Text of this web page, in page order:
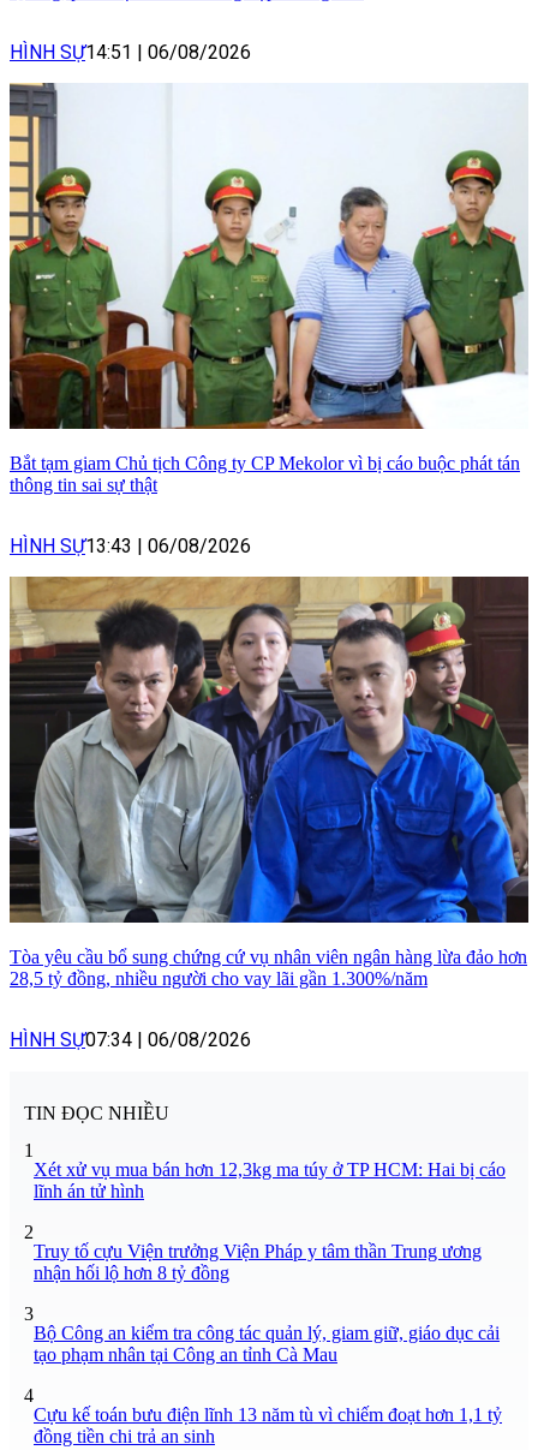
HÌNH SỰ14:51 06/08/2026
Bắt tạm giam Chủ tịch Công ty CP Mekolor vì bị cáo buộc phát tán
thông tin sai sự thật
HÌNH SỰ13:43 06/08/2026
Tòa yêu cầu bổ sung chứng cứ vụ nhân viên ngân hàng lừa đảo hơn
28,5 tỷ đồng, nhiều người cho vay lãi gần 1.300%/năm
HÌNH SỰ07:34 06/08/2026
TIN ĐỌC NHIỀU
1
Xét xử vụ mua bán hơn 12,3kg ma túy ở TP HCM: Hai bị cáo
lĩnh án tử hình
2
Truy tố cựu Viện trưởng Viện Pháp y tâm thần Trung ương
nhận hối lộ hơn 8 tỷ đồng
3
Bộ Công an kiểm tra công tác quản lý, giam giữ, giáo dục cải
tạo phạm nhân tại Công an tỉnh Cà Mau
4
Cựu kế toán bưu điện lĩnh 13 năm tù vì chiếm đoạt hơn 1,1 tỷ
đồng tiền chi trả an sinh